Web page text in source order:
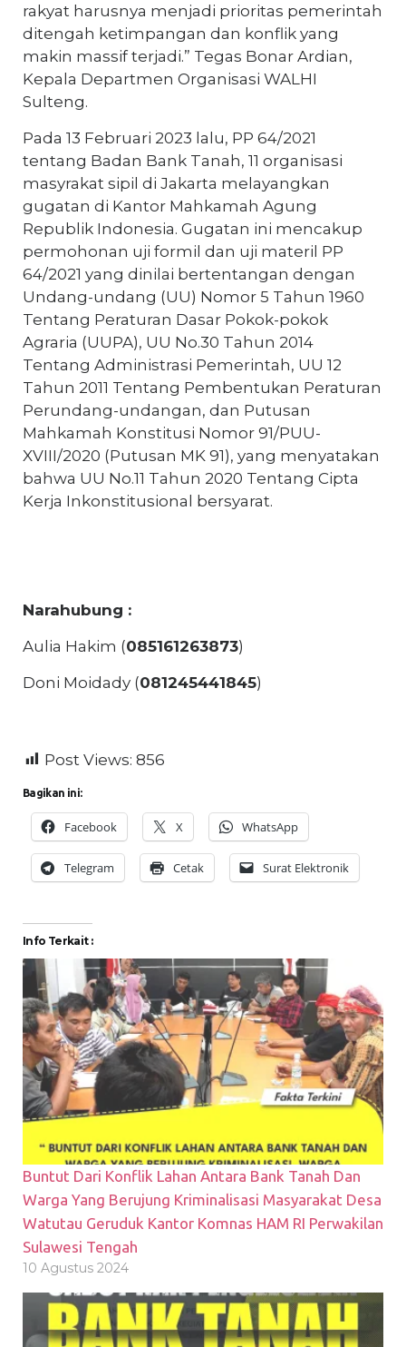
rakyat harusnya menjadi prioritas pemerintah
ditengah ketimpangan dan konflik yang
makin massif terjadi.” Tegas Bonar Ardian,
Kepala Departmen Organisasi WALHI
Sulteng.
Pada 13 Februari 2023 lalu, PP 64/2021
tentang Badan Bank Tanah, 11 organisasi
masyrakat sipil di Jakarta melayangkan
gugatan di Kantor Mahkamah Agung
Republik Indonesia. Gugatan ini mencakup
permohonan uji formil dan uji materil PP
64/2021 yang dinilai bertentangan dengan
Undang-undang (UU) Nomor 5 Tahun 1960
Tentang Peraturan Dasar Pokok-pokok
Agraria (UUPA), UU No.30 Tahun 2014
Tentang Administrasi Pemerintah, UU 12
Tahun 2011 Tentang Pembentukan Peraturan
Perundang-undangan, dan Putusan
Mahkamah Konstitusi Nomor 91/PUU-
XVIII/2020 (Putusan MK 91), yang menyatakan
bahwa UU No.11 Tahun 2020 Tentang Cipta
Kerja Inkonstitusional bersyarat.
Narahubung :
Aulia Hakim (085161263873)
Doni Moidady (081245441845)
Post Views: 856
Bagikan ini:
Facebook X WhatsApp
Telegram Cetak Surat Elektronik
Info Terkait :
Buntut Dari Konflik Lahan Antara Bank Tanah Dan
Warga Yang Berujung Kriminalisasi Masyarakat Desa
Watutau Geruduk Kantor Komnas HAM RI Perwakilan
Sulawesi Tengah
10 Agustus 2024